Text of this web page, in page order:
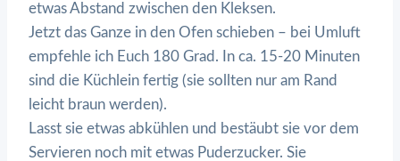
etwas Abstand zwischen den Kleksen.
Jetzt das Ganze in den Ofen schieben – bei Umluft
empfehle ich Euch 180 Grad. In ca. 15-20 Minuten
sind die Küchlein fertig (sie sollten nur am Rand
leicht braun werden).
Lasst sie etwas abkühlen und bestäubt sie vor dem
Servieren noch mit etwas Puderzucker. Sie